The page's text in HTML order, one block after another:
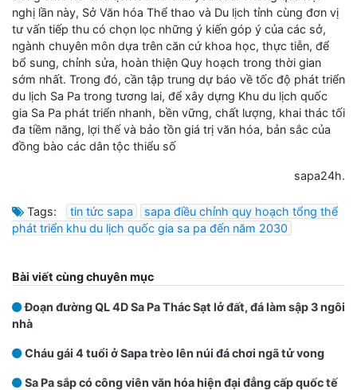
nghị lần này, Sở Văn hóa Thể thao và Du lịch tỉnh cùng đơn vị
tư vấn tiếp thu có chọn lọc những ý kiến góp ý của các sở,
ngành chuyên môn dựa trên căn cứ khoa học, thực tiễn, để
bổ sung, chỉnh sửa, hoàn thiện Quy hoạch trong thời gian
sớm nhất. Trong đó, cần tập trung dự báo về tốc độ phát triển
du lịch Sa Pa trong tương lai, để xây dựng Khu du lịch quốc
gia Sa Pa phát triển nhanh, bền vững, chất lượng, khai thác tối
đa tiềm năng, lợi thế và bảo tồn giá trị văn hóa, bản sắc của
đồng bào các dân tộc thiểu số
sapa24h.
Tags: tin tức sapa
sapa điều chỉnh quy hoạch tổng thể
phát triển khu du lịch quốc gia sa pa đến năm 2030
Bài viết cùng chuyên mục
Đoạn đường QL 4D Sa Pa Thác Sạt lở đất, đá làm sập 3 ngôi
nhà
Cháu gái 4 tuổi ở Sapa trèo lên núi đá chơi ngã tử vong
Sa Pa sắp có công viên văn hóa hiện đại đẳng cấp quốc tế